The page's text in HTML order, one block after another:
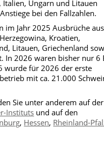
Ungarn und Litauen
bei den Fallzahlen.
im Jahr 2025 Ausbrüche aus
Kroatien,
Litauen, Griechenland
In 2026 waren bisher nur 6
wurde für 2026 der erste
mit ca. 21.000
Sie unter anderem auf der
Instituts und auf den
, Hessen, Rheinland-